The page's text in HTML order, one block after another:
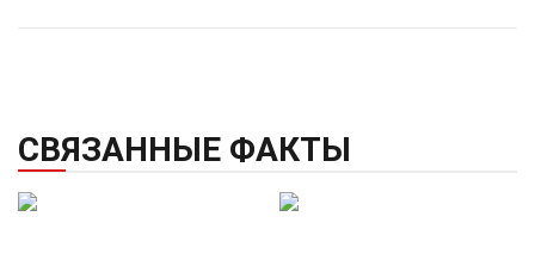
СВЯЗАННЫЕ ФАКТЫ